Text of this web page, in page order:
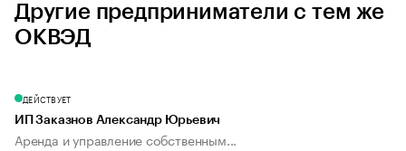
Другие предприниматели с тем же
ОКВЭД
ДЕЙСТВУЕТ
ИП Заказнов Александр Юрьевич
Аренда и управление собственным...